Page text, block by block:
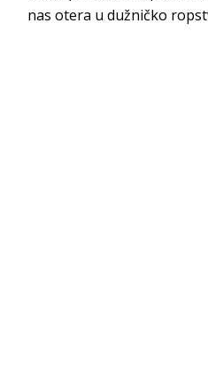
nas otera u dužničko